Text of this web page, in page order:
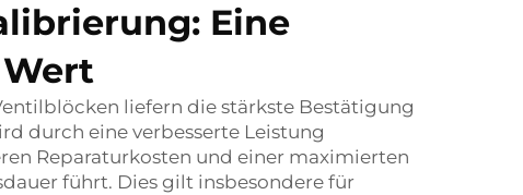
Eine
liefern die stärkste Bestätigung
durch eine verbesserte Leistung
Reparaturkosten und einer maximierten
führt. Dies gilt insbesondere für